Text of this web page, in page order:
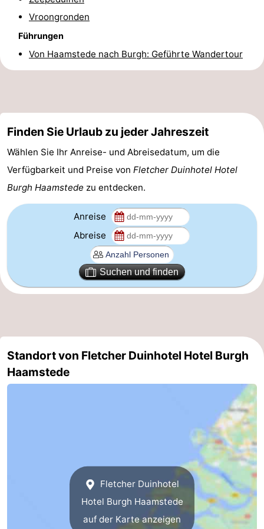
Sport
Schwimmbader
-
Wandern
Reiten
-
Golfplatze
Surfen
und
Veranstaltungen
Forum
Route
-
Vroongronden
Führungen
Von Haamstede nach Burgh: Geführte Wandertour
Finden Sie Urlaub zu jeder Jahreszeit
Wählen Sie Ihr Anreise- und Abreisedatum, um die
Verfügbarkeit und Preise von Fletcher Duinhotel Hotel
Burgh Haamstede zu entdecken.
Anreise
Abreise
Suchen und finden
Standort von Fletcher Duinhotel Hotel Burgh
Haamstede
Fletcher Duinhotel
Hotel Burgh Haamstede
auf der Karte anzeigen